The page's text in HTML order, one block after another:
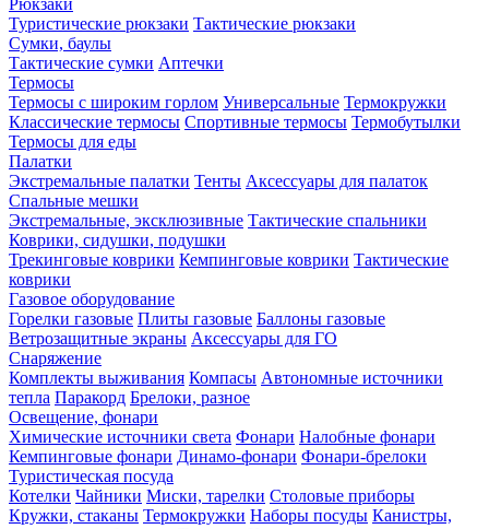
Рюкзаки
Туристические рюкзаки Тактические рюкзаки
Сумки, баулы
Тактические сумки Аптечки
Термосы
Термосы с широким горлом Универсальные Термокружки
Классические термосы Спортивные термосы Термобутылки
Термосы для еды
Палатки
Экстремальные палатки Тенты Аксессуары для палаток
Спальные мешки
Экстремальные, эксклюзивные Тактические спальники
Коврики, сидушки, подушки
Трекинговые коврики Кемпинговые коврики Тактические
коврики
Газовое оборудование
Горелки газовые Плиты газовые Баллоны газовые
Ветрозащитные экраны Аксессуары для ГО
Снаряжение
Комплекты выживания Компасы Автономные источники
тепла Паракорд Брелоки, разное
Освещение, фонари
Химические источники света Фонари Налобные фонари
Кемпинговые фонари Динамо-фонари Фонари-брелоки
Туристическая посуда
Котелки Чайники Миски, тарелки Столовые приборы
Кружки, стаканы Термокружки Наборы посуды Канистры,